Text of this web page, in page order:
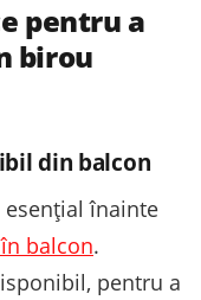
pentru a
birou
din balcon
esențial înainte
balcon.
pentru a